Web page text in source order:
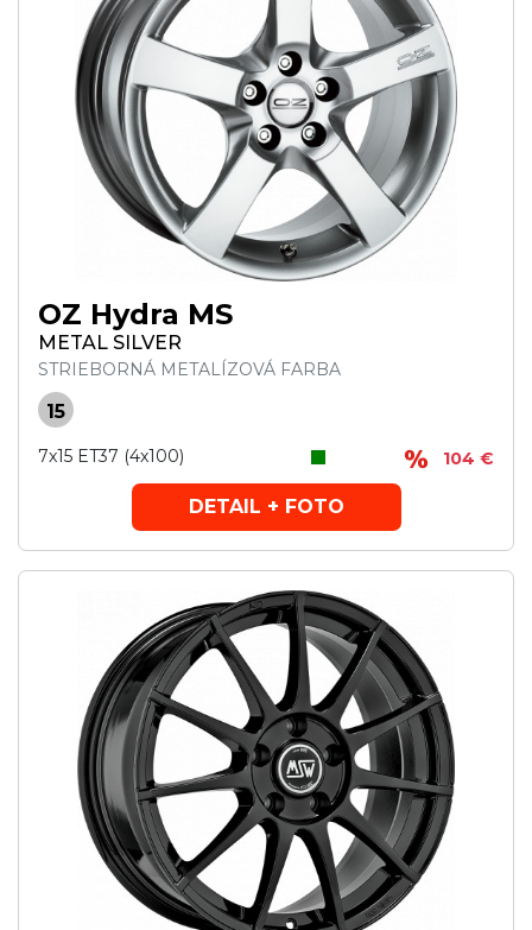
OZ Hydra MS
METAL SILVER
STRIEBORNÁ METALÍZOVÁ FARBA
15
7x15 ET37 (4x100) 104 €
DETAIL + FOTO